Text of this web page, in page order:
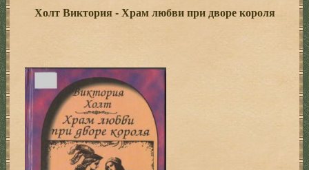
Холт Виктория - Храм любви при дворе короля